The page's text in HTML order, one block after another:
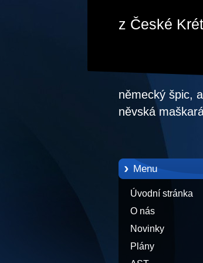
z České
německý špic,
něvská
Menu
Úvodní stránka
O nás
Novinky
Plány